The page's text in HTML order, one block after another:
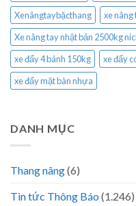
Xenângtaybặcthang
xe nâng
Xe nâng tay nhật bản 2500kg
xe đẩy 4 bánh 150kg
xe đẩy
xe đẩy mặt bàn nhựa
DANH MỤC
Thang nâng(6)
Tin tức Thông Báo (1.246)